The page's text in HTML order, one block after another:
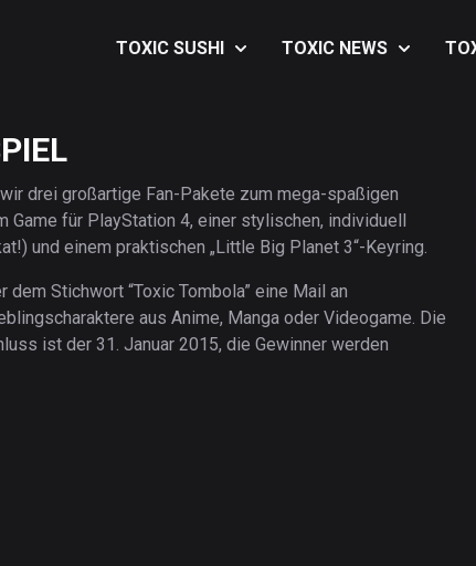
TOXIC SUSHI
Impressum &
Datenschutz
TOXIC NEWS
Anime
Games
Movies
drei großartige Fan-Pakete zum mega-spaßigen
für PlayStation 4, einer stylischen, individuell
und einem praktischen „Little Big Planet 3“-Keyring.
Stichwort “Toxic Tombola” eine Mail an
aus Anime, Manga oder Videogame. Die
ist der 31. Januar 2015, die Gewinner werden